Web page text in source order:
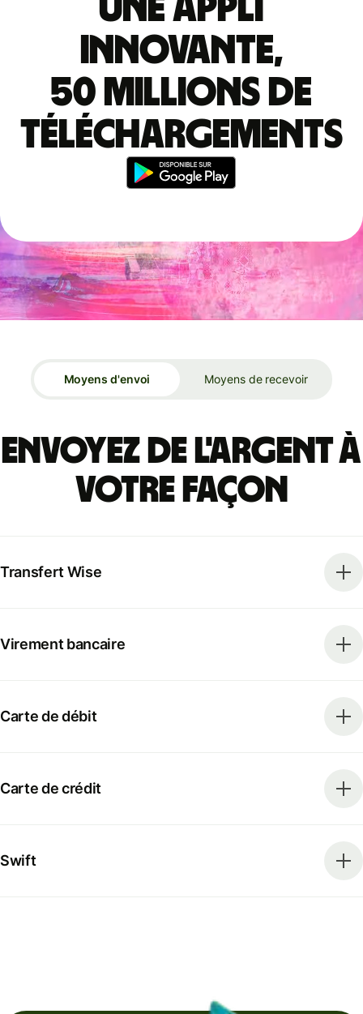
Une appli
innovante,
50 millions de
téléchargements
Moyens d'envoi Moyens de recevoir
Envoyez de l'argent à
votre façon
Transfert Wise
Virement bancaire
Carte de débit
Carte de crédit
Swift